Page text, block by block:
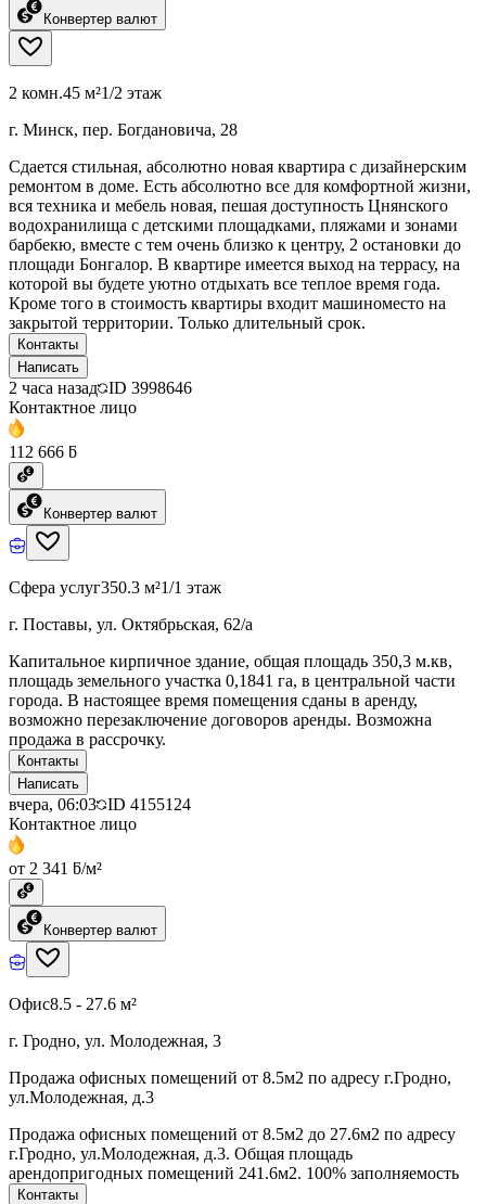
Конвертер валют
2 комн.45 м²1/2 этаж
г. Минск, пер. Богдановича, 28
Сдается стильная, абсолютно новая квартира с дизайнерским
ремонтом в доме. Есть абсолютно все для комфортной жизни,
вся техника и мебель новая, пешая доступность Цнянского
водохранилища с детскими площадками, пляжами и зонами
барбекю, вместе с тем очень близко к центру, 2 остановки до
площади Бонгалор. В квартире имеется выход на террасу, на
которой вы будете уютно отдыхать все теплое время года.
Кроме того в стоимость квартиры входит машиноместо на
закрытой территории. Только длительный срок.
Контакты
Написать
2 часа назад ID 3998646
Контактное лицо
112 666 ƃ
Конвертер валют
Сфера услуг350.3 м²1/1 этаж
г. Поставы, ул. Октябрьская, 62/а
Капитальное кирпичное здание, общая площадь 350,3 м.кв,
площадь земельного участка 0,1841 га, в центральной части
города. В настоящее время помещения сданы в аренду,
возможно перезаключение договоров аренды. Возможна
продажа в рассрочку.
Контакты
Написать
вчера, 06:03 ID 4155124
Контактное лицо
от 2 341 ƃ/м²
Конвертер валют
Офис8.5 - 27.6 м²
г. Гродно, ул. Молодежная, 3
Продажа офисных помещений от 8.5м2 по адресу г.Гродно,
ул.Молодежная, д.3
Продажа офисных помещений от 8.5м2 до 27.6м2 по адресу
г.Гродно, ул.Молодежная, д.3. Общая площадь
арендопригодных помещений 241.6м2. 100% заполняемость
Контакты